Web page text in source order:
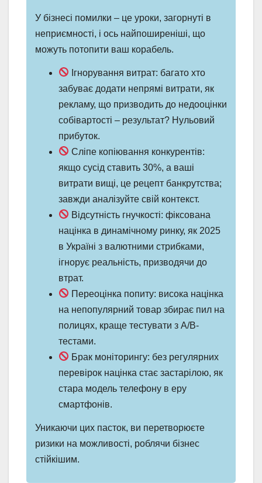
У бізнесі помилки – це уроки, загорнуті в
неприємності, і ось найпоширеніші, що
можуть потопити ваш корабель.
Ігнорування витрат: багато хто
забуває додати непрямі витрати, як
рекламу, що призводить до недооцінки
собівартості – результат? Нульовий
прибуток.
Сліпе копіювання конкурентів:
якщо сусід ставить 30%, а ваші
витрати вищі, це рецепт банкрутства;
завжди аналізуйте свій контекст.
Відсутність гнучкості: фіксована
націнка в динамічному ринку, як 2025
в Україні з валютними стрибками,
ігнорує реальність, призводячи до
втрат.
Переоцінка попиту: висока націнка
на непопулярний товар збирає пил на
полицях, краще тестувати з A/B-
тестами.
Брак моніторингу: без регулярних
перевірок націнка стає застарілою, як
стара модель телефону в еру
смартфонів.
Уникаючи цих пасток, ви перетворюєте
ризики на можливості, роблячи бізнес
стійкішим.